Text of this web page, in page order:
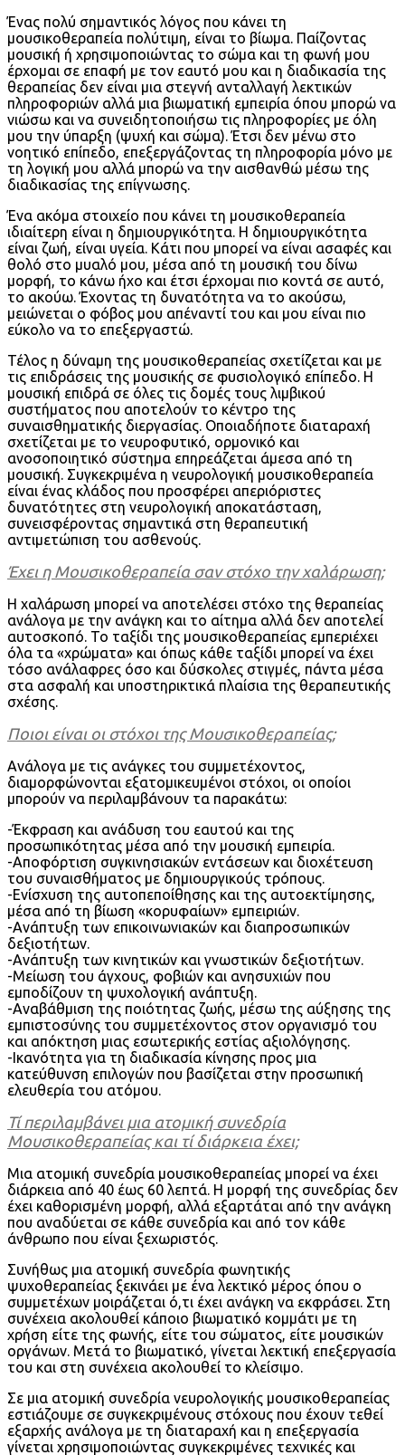
Ένας πολύ σημαντικός λόγος που κάνει τη
μουσικοθεραπεία πολύτιμη, είναι το βίωμα. Παίζοντας
μουσική ή χρησιμοποιώντας το σώμα και τη φωνή μου
έρχομαι σε επαφή με τον εαυτό μου και η διαδικασία της
θεραπείας δεν είναι μια στεγνή ανταλλαγή λεκτικών
πληροφοριών αλλά μια βιωματική εμπειρία όπου μπορώ να
νιώσω και να συνειδητοποιήσω τις πληροφορίες με όλη
μου την ύπαρξη (ψυχή και σώμα). Έτσι δεν μένω στο
νοητικό επίπεδο, επεξεργάζοντας τη πληροφορία μόνο με
τη λογική μου αλλά μπορώ να την αισθανθώ μέσω της
διαδικασίας της επίγνωσης.
Ένα ακόμα στοιχείο που κάνει τη μουσικοθεραπεία
ιδιαίτερη είναι η δημιουργικότητα. Η δημιουργικότητα
είναι ζωή, είναι υγεία. Κάτι που μπορεί να είναι ασαφές και
θολό στο μυαλό μου, μέσα από τη μουσική του δίνω
μορφή, το κάνω ήχο και έτσι έρχομαι πιο κοντά σε αυτό,
το ακούω. Έχοντας τη δυνατότητα να το ακούσω,
μειώνεται ο φόβος μου απέναντί του και μου είναι πιο
εύκολο να το επεξεργαστώ.
Τέλος η δύναμη της μουσικοθεραπείας σχετίζεται και με
τις επιδράσεις της μουσικής σε φυσιολογικό επίπεδο. Η
μουσική επιδρά σε όλες τις δομές τους λιμβικού
συστήματος που αποτελούν το κέντρο της
συναισθηματικής διεργασίας. Οποιαδήποτε διαταραχή
σχετίζεται με το νευροφυτικό, ορμονικό και
ανοσοποιητικό σύστημα επηρεάζεται άμεσα από τη
μουσική. Συγκεκριμένα η νευρολογική μουσικοθεραπεία
είναι ένας κλάδος που προσφέρει απεριόριστες
δυνατότητες στη νευρολογική αποκατάσταση,
συνεισφέροντας σημαντικά στη θεραπευτική
αντιμετώπιση του ασθενούς.
Έχει η Μουσικοθεραπεία σαν στόχο την χαλάρωση;
Η χαλάρωση μπορεί να αποτελέσει στόχο της θεραπείας
ανάλογα με την ανάγκη και το αίτημα αλλά δεν αποτελεί
αυτοσκοπό. Το ταξίδι της μουσικοθεραπείας εμπεριέχει
όλα τα «χρώματα» και όπως κάθε ταξίδι μπορεί να έχει
τόσο ανάλαφρες όσο και δύσκολες στιγμές, πάντα μέσα
στα ασφαλή και υποστηρικτικά πλαίσια της θεραπευτικής
σχέσης.
Ποιοι είναι οι στόχοι της Μουσικοθεραπείας;
Ανάλογα με τις ανάγκες του συμμετέχοντος,
διαμορφώνονται εξατομικευμένοι στόχοι, οι οποίοι
μπορούν να περιλαμβάνουν τα παρακάτω:
-Έκφραση και ανάδυση του εαυτού και της
προσωπικότητας μέσα από την μουσική εμπειρία.
-Αποφόρτιση συγκινησιακών εντάσεων και διοχέτευση
του συναισθήματος με δημιουργικούς τρόπους.
-Ενίσχυση της αυτοπεποίθησης και της αυτοεκτίμησης,
μέσα από τη βίωση «κορυφαίων» εμπειριών.
-Ανάπτυξη των επικοινωνιακών και διαπροσωπικών
δεξιοτήτων.
-Ανάπτυξη των κινητικών και γνωστικών δεξιοτήτων.
-Μείωση του άγχους, φοβιών και ανησυχιών που
εμποδίζουν τη ψυχολογική ανάπτυξη.
-Αναβάθμιση της ποιότητας ζωής, μέσω της αύξησης της
εμπιστοσύνης του συμμετέχοντος στον οργανισμό του
και απόκτηση μιας εσωτερικής εστίας αξιολόγησης.
-Ικανότητα για τη διαδικασία κίνησης προς μια
κατεύθυνση επιλογών που βασίζεται στην προσωπική
ελευθερία του ατόμου.
Τί περιλαμβάνει μια ατομική συνεδρία
Μουσικοθεραπείας και τί διάρκεια έχει;
Μια ατομική συνεδρία μουσικοθεραπείας μπορεί να έχει
διάρκεια από 40 έως 60 λεπτά. Η μορφή της συνεδρίας δεν
έχει καθορισμένη μορφή, αλλά εξαρτάται από την ανάγκη
που αναδύεται σε κάθε συνεδρία και από τον κάθε
άνθρωπο που είναι ξεχωριστός.
Συνήθως μια ατομική συνεδρία φωνητικής
ψυχοθεραπείας ξεκινάει με ένα λεκτικό μέρος όπου ο
συμμετέχων μοιράζεται ό,τι έχει ανάγκη να εκφράσει. Στη
συνέχεια ακολουθεί κάποιο βιωματικό κομμάτι με τη
χρήση είτε της φωνής, είτε του σώματος, είτε μουσικών
οργάνων. Μετά το βιωματικό, γίνεται λεκτική επεξεργασία
του και στη συνέχεια ακολουθεί το κλείσιμο.
Σε μια ατομική συνεδρία νευρολογικής μουσικοθεραπείας
εστιάζουμε σε συγκεκριμένους στόχους που έχουν τεθεί
εξαρχής ανάλογα με τη διαταραχή και η επεξεργασία
γίνεται χρησιμοποιώντας συγκεκριμένες τεχνικές και